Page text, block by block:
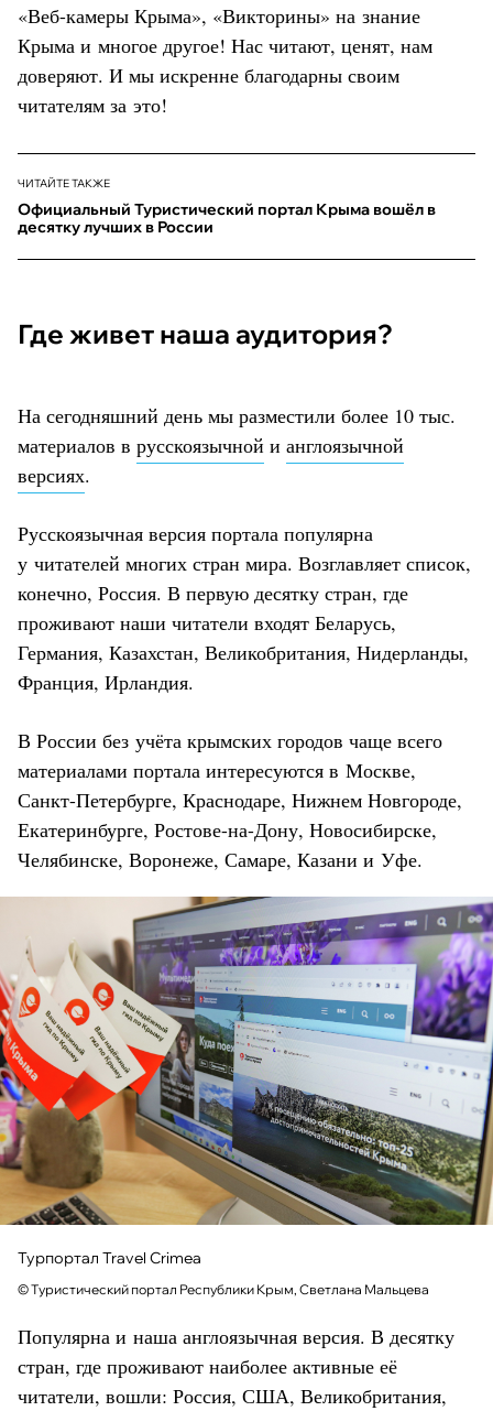
«Веб-камеры Крыма», «Викторины» на знание
Крыма и многое другое! Нас читают, ценят, нам
доверяют. И мы искренне благодарны своим
читателям за это!
ЧИТАЙТЕ ТАКЖЕ
Официальный Туристический портал Крыма вошёл в
десятку лучших в России
Где живет наша аудитория?
На сегодняшний день мы разместили более 10 тыс.
материалов в русскоязычной и англоязычной
версиях.
Русскоязычная версия портала популярна
у читателей многих стран мира. Возглавляет список,
конечно, Россия. В первую десятку стран, где
проживают наши читатели входят Беларусь,
Германия, Казахстан, Великобритания, Нидерланды,
Франция, Ирландия.
В России без учёта крымских городов чаще всего
материалами портала интересуются в Москве,
Санкт-Петербурге, Краснодаре, Нижнем Новгороде,
Екатеринбурге, Ростове-на-Дону, Новосибирске,
Челябинске, Воронеже, Самаре, Казани и Уфе.
Турпортал Travel Crimea
© Туристический портал Республики Крым, Светлана Мальцева
Популярна и наша англоязычная версия. В десятку
стран, где проживают наиболее активные её
читатели, вошли: Россия, США, Великобритания,